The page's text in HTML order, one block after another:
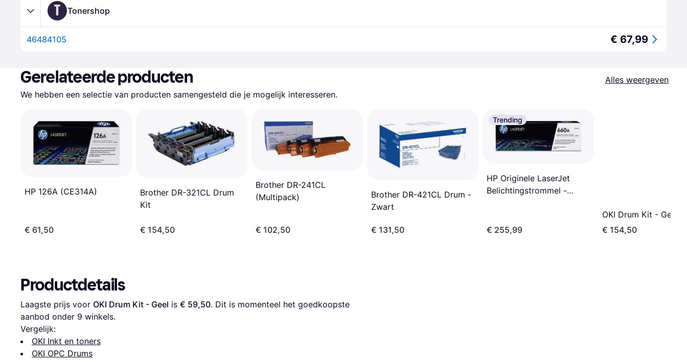
T Tonershop
46484105 € 67,99
Gerelateerde producten
Alles weergeven
We hebben een selectie van producten samengesteld die je mogelijk interesseren.
HP 126A (CE314A)
€ 61,50
Brother DR-321CL Drum
Kit
€ 154,50
Brother DR-241CL
(Multipack)
€ 102,50
Brother DR-421CL Drum -
Zwart
€ 131,50
Trending
HP Originele LaserJet
Belichtingstrommel -
€ 255,99
OKI Drum Kit - Geel
€ 154,50
Productdetails
Laagste prijs voor OKI Drum Kit - Geel is € 59,50. Dit is momenteel het goedkoopste
aanbod onder 9 winkels.
Vergelijk:
OKI Inkt en toners
OKI OPC Drums